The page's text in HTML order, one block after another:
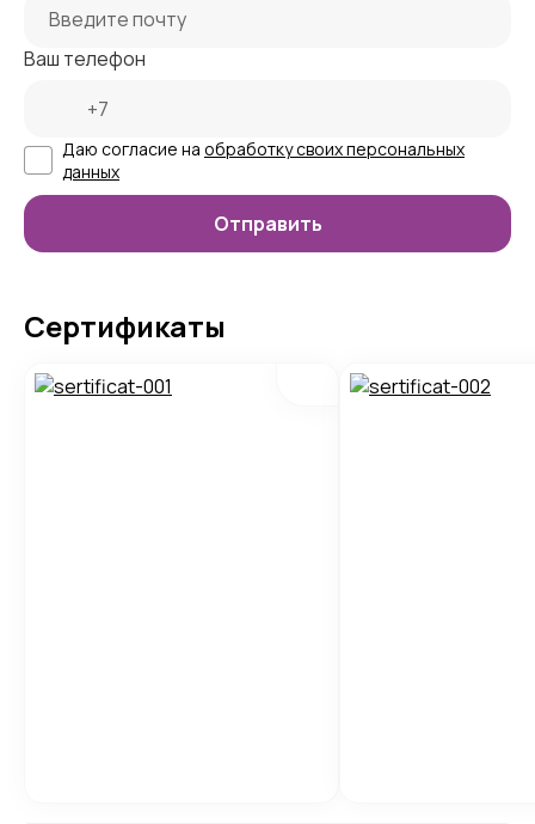
Ваш телефон
Даю согласие на обработку своих персональных
данных
Сертификаты